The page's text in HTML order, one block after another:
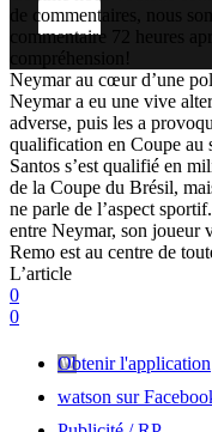
de commentaires, nous
commentaire 72 heures
compréhension!
Neymar au cœur d’une
Neymar a eu une vive
adverse, puis les a
qualification en Coupe au
Santos s’est qualifié en
de la Coupe du Brésil,
ne parle de l’aspect
entre Neymar, son joueur
Remo est au centre de
L’article
0
0
Obtenir l'application
watson sur